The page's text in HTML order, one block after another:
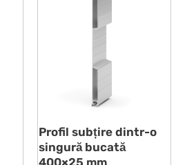
Profil subțire dintr-o
singură bucată
400×25 mm